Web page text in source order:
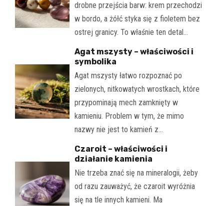
drobne przejścia barw: krem przechodzi
w bordo, a żółć styka się z fioletem bez
ostrej granicy. To właśnie ten detal…
Agat mszysty – właściwości i
symbolika
Agat mszysty łatwo rozpoznać po
zielonych, nitkowatych wrostkach, które
przypominają mech zamknięty w
kamieniu. Problem w tym, że mimo
nazwy nie jest to kamień z…
Czaroit – właściwości i
działanie kamienia
Nie trzeba znać się na mineralogii, żeby
od razu zauważyć, że czaroit wyróżnia
się na tle innych kamieni. Ma